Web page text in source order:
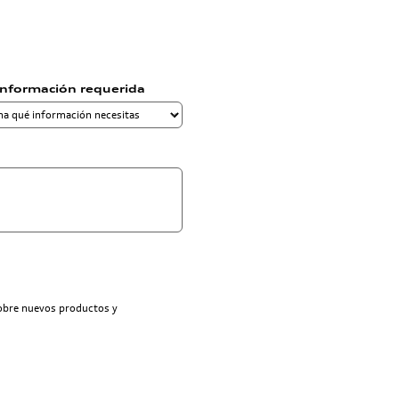
requerida
nuevos productos y